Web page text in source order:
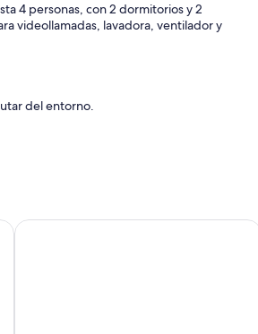
4 personas, con 2 dormitorios y 2
videollamadas, lavadora, ventilador y
del entorno.
Comporta - a 1 km de la Playa
Calm and comfort in Nature - Lodge